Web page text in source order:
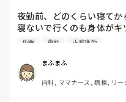
夜勤前、どのくらい寝てか
寝ないで行くのも身体が
仮眠で眠れなくなって、
仮眠 夜勤 正看護師
まふまふ
内科, ママナース, 病棟, リ